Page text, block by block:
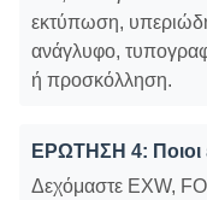
εκτύπωση,
ανάγλυφο,
ή προσκόλληση.
ΕΡΩΤΗΣΗ 4: Ποιοι
Δεχόμαστε EXW,